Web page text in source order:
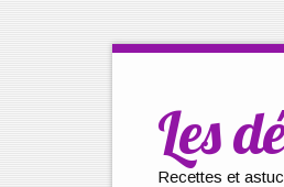
Les
Recettes et